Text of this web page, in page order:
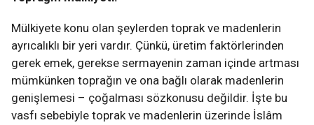
Mülkiyete konu olan şeylerden toprak ve madenlerin
ayrıcalıklı bir yeri vardır. Çünkü, üretim faktörlerinden
gerek emek, gerekse sermayenin zaman içinde artması
mümkünken toprağın ve ona bağlı olarak madenlerin
genişlemesi – çoğalması sözkonusu değildir. İşte bu
vasfı sebebiyle toprak ve madenlerin üzerinde İslâm